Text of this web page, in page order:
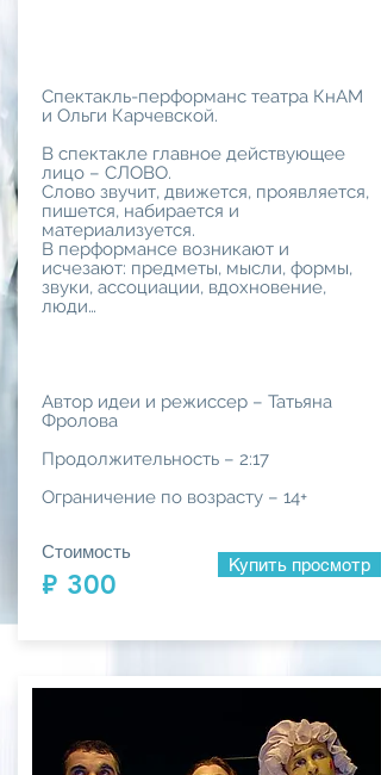
Спектакль-перформанс театра КнАМ
и Ольги Карчевской.
В спектакле главное действующее
лицо – СЛОВО.
Слово звучит, движется, проявляется,
пишется, набирается и
материализуется.
В перформансе возникают и
исчезают: предметы, мысли, формы,
звуки, ассоциации, вдохновение,
люди…
Автор идеи и режиссер – Татьяна
Фролова
Продолжительность – 2:17
Ограничение по возрасту – 14+
Стоимость
₽ 300
Купить просмотр